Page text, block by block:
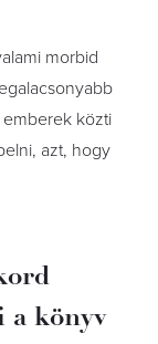
morbid
közti
azt, hogy
könyv